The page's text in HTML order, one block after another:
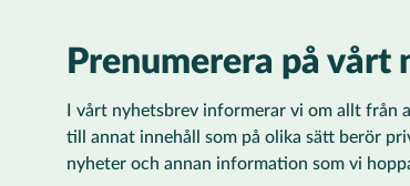
Prenumerera på vårt
I vårt nyhetsbrev informerar vi om allt från
till annat innehåll som på olika sätt berör
nyheter och annan information som vi